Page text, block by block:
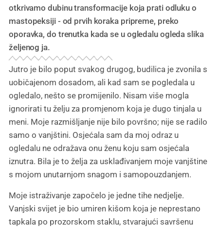
otkrivamo dubinu transformacije koja prati odluku o
mastopeksiji - od prvih koraka pripreme, preko
oporavka, do trenutka kada se u ogledalu ogleda slika
željenog ja.
Jutro je bilo poput svakog drugog, budilica je zvonila s
uobičajenom dosadom, ali kad sam se pogledala u
ogledalo, nešto se promijenilo. Nisam više mogla
ignorirati tu želju za promjenom koja je dugo tinjala u
meni. Moje razmišljanje nije bilo površno; nije se radilo
samo o vanjštini. Osjećala sam da moj odraz u
ogledalu ne odražava onu ženu koju sam osjećala
iznutra. Bila je to želja za usklađivanjem moje vanjštine
s mojom unutarnjom snagom i samopouzdanjem.
Moje istraživanje započelo je jedne tihe nedjelje.
Vanjski svijet je bio umiren kišom koja je neprestano
tapkala po prozorskom staklu, stvarajući savršenu